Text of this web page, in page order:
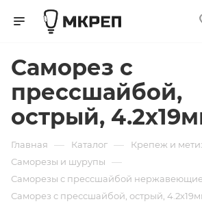
Саморез с
прессшайбой,
острый,
Главная — Каталог — Крепеж и
Саморезы и шурупы —
Саморезы с прессшайбой нержавеющие
Саморез с прессшайбой, острый,